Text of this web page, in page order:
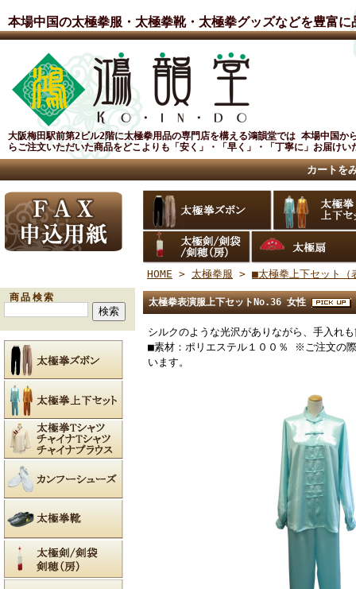
本場中国の太極拳服・太極拳靴・太極拳グッズなどを豊富
大阪梅田駅前第2ビル2階に太極拳用品の専門店を構える鴻韻堂では 本場中国
らご注文いただいた商品をどこよりも「安く」・「早く」・「丁寧に」お届け
カートを
商品検索
HOME > 太極拳服 > ■太極拳上下セット（
太極拳表演服上下セットNo.36 女性
シルクのような光沢がありながら、手入れ
■素材：ポリエステル１００％ ※ご注文の
います。